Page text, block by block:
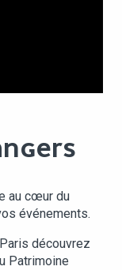
au cœur du
événements.
découvrez
Patrimoine